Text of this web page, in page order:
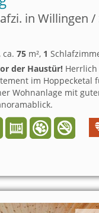
Fewo; 1 Schlafzi. in
ca. 75 m², 1
der Haustür! Herrlich
im Hoppecketal
Wohnanlage mit